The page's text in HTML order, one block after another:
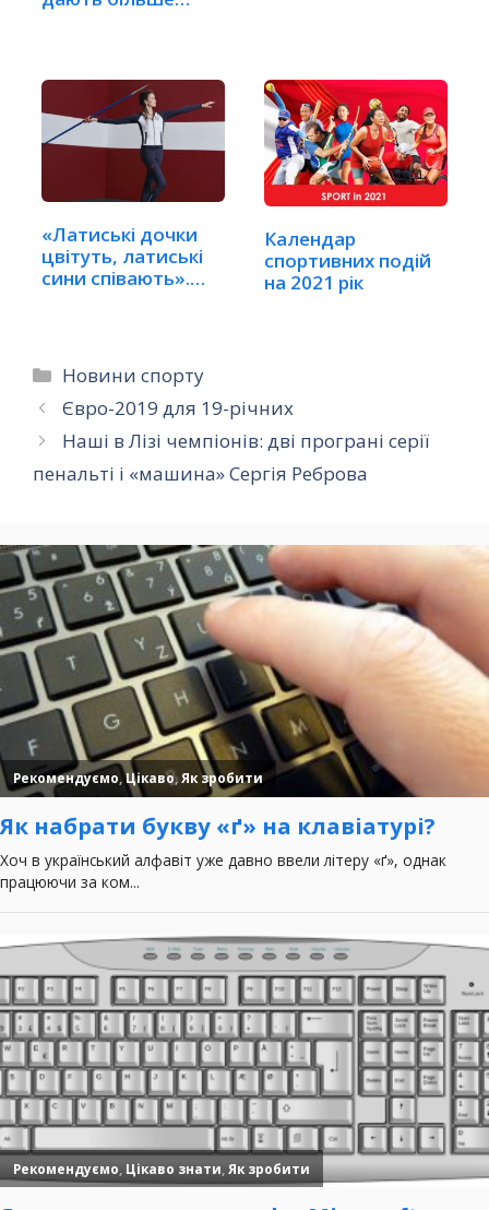
«Латиські дочки
цвітуть, латиські
сини співають».…
Календар
спортивних подій
на 2021 рік
Категорії
Новини спорту
Євро-2019 для 19-річних
Наші в Лізі чемпіонів: дві програні серії
пенальті і «машина» Сергія Реброва